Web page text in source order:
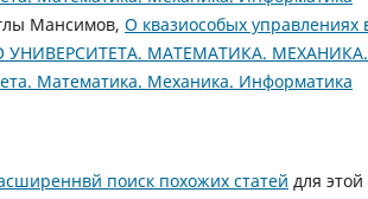
Мансимов, О квазиособых управлениях
МАТЕМАТИКА.
Математика. Механика. Информатика
поиск похожих статей для этой